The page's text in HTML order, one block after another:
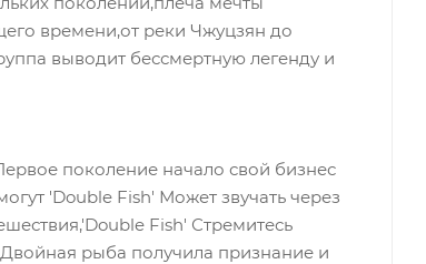
времени,от реки Чжуцзян до
выводит бессмертную легенду и
поколение начало свой бизнес
'Double Fish' Может звучать через
Fish' Стремитесь
рыба получила признание и